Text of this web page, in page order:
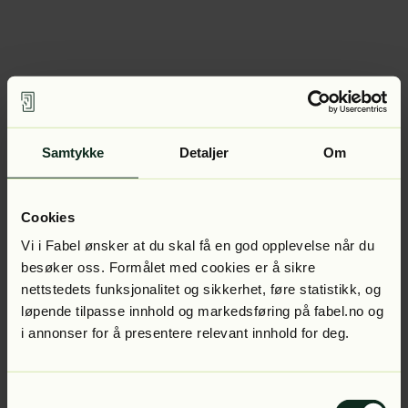
Samtykke Detaljer Om
Cookies
Vi i Fabel ønsker at du skal få en god opplevelse når du
besøker oss. Formålet med cookies er å sikre
nettstedets funksjonalitet og sikkerhet, føre statistikk, og
løpende tilpasse innhold og markedsføring på fabel.no og
i annonser for å presentere relevant innhold for deg.